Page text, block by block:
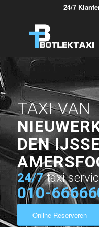
24/7
TAXI VAN
DEN
24/7 taxi
010-
Online Reserveren